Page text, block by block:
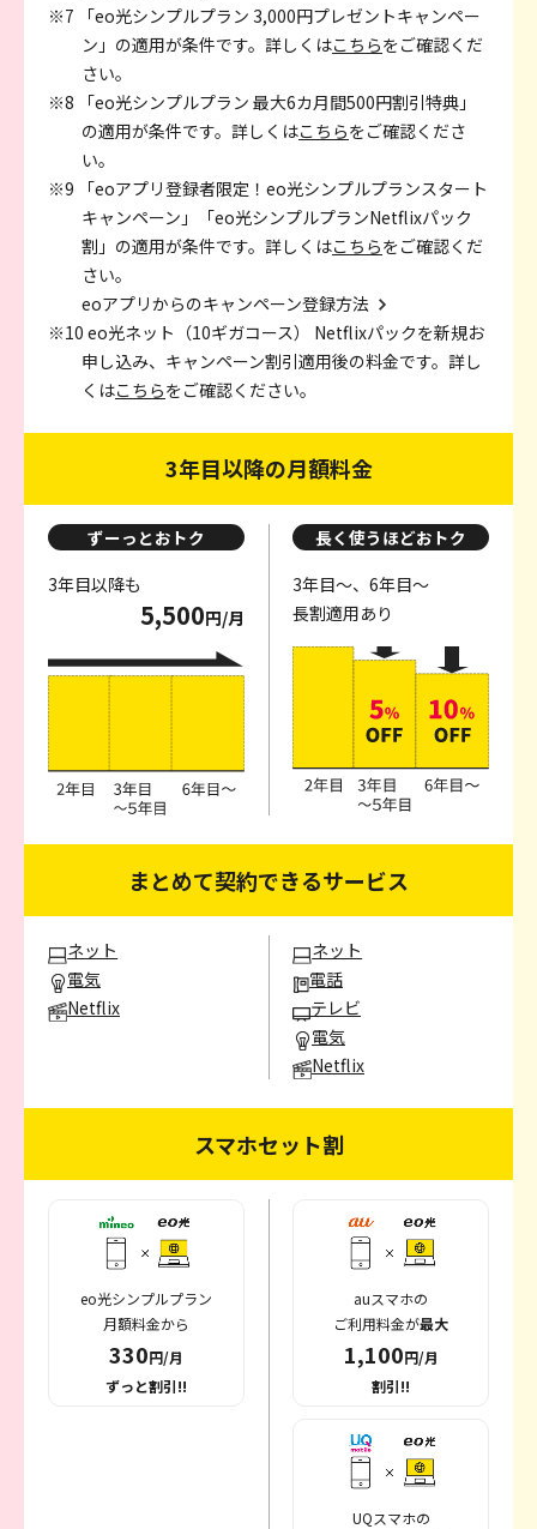
※7 「eo光シンプルプラン 3,000円プレゼントキャンペー
ン」の適用が条件です。詳しくはこちらをご確認くだ
さい。
※8 「eo光シンプルプラン 最大6カ月間500円割引特典」
の適用が条件です。詳しくはこちらをご確認くださ
い。
※9 「eoアプリ登録者限定！eo光シンプルプランスタート
キャンペーン」「eo光シンプルプランNetflixパック
割」の適用が条件です。詳しくはこちらをご確認くだ
さい。
eoアプリからのキャンペーン登録方法
※10 eo光ネット（10ギガコース） Netflixパックを新規お
申し込み、キャンペーン割引適用後の料金です。詳し
くはこちらをご確認ください。
3年目以降の月額料金
ずーっとおトク
3年目以降も
5,500円/月
長く使うほどおトク
3年目～、6年目～
長割適用あり
まとめて契約できるサービス
ネット
電気
Netflix
ネット
電話
テレビ
電気
Netflix
スマホセット割
eo光シンプルプラン
月額料金から
330円/月
ずっと割引!!
auスマホの
ご利用料金が最大
1,100円/月
割引!!
UQスマホの